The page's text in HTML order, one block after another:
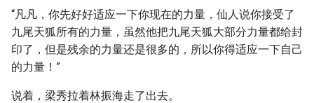
“凡凡，你先好好适应一下你现在的力量，仙人说你接受了
九尾天狐所有的力量，虽然他把九尾天狐大部分力量都给封
印了，但是残余的力量还是很多的，所以你得适应一下自己
的力量！”
说着，梁秀拉着林振海走了出去。